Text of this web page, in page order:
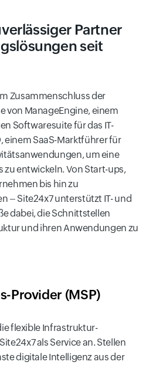
Partner
seit
Zusammenschluss der
von ManageEngine, einem
Softwaresuite für das IT-
einem SaaS-Marktführer für
um eine
zu entwickeln. Von Start-ups,
bis hin zu
– Site24x7 unterstützt IT- und
dabei, die Schnittstellen
und ihren Anwendungen zu
Provider (MSP)
flexible Infrastruktur-
als Service an. Stellen
digitale Intelligenz aus der